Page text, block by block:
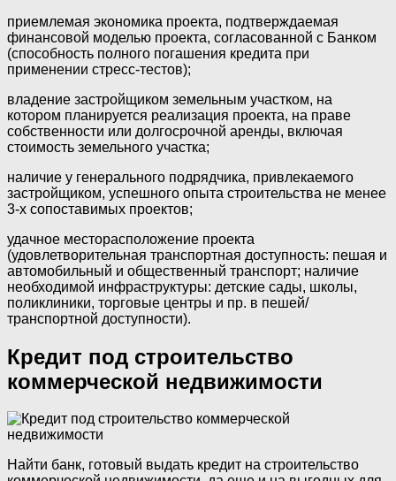
приемлемая экономика проекта, подтверждаемая
финансовой моделью проекта, согласованной с Банком
(способность полного погашения кредита при
применении стресс-тестов);
владение застройщиком земельным участком, на
котором планируется реализация проекта, на праве
собственности или долгосрочной аренды, включая
стоимость земельного участка;
наличие у генерального подрядчика, привлекаемого
застройщиком, успешного опыта строительства не менее
3-х сопоставимых проектов;
удачное месторасположение проекта
(удовлетворительная транспортная доступность: пешая и
автомобильный и общественный транспорт; наличие
необходимой инфраструктуры: детские сады, школы,
поликлиники, торговые центры и пр. в пешей/
транспортной доступности).
Кредит под строительство
коммерческой недвижимости
Найти банк, готовый выдать кредит на строительство